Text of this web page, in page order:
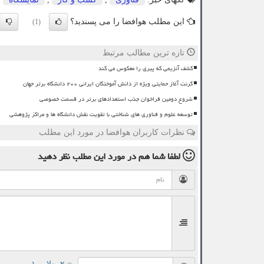
این مطلب هوافضا را می پسندید؟ (1)
تازه ترین مطالب مرتبط
کشف آنزیمی که پیری را معکوس می کند
گرنت آغاز حمایتی ویژه از دانش آموختگان ایرانی ۲۰۰ دانشگاه برتر جهان
شروع دومین فراخوان جذب استعدادهای برتر در قسمت خصوصی
توسعه علوم و فناوری های شناختی با تقویت نقش دانشگاه ها و مراکز پژوهشی
نظرات کاربران هوافضا در مورد این مطلب
لطفا شما همدر مورد این مطلبنظر دهید